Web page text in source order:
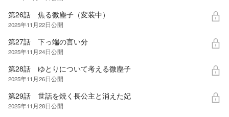
第26話 焦る微塵子（変装中）
2025年11月22日公開
第27話 下っ端の言い分
2025年11月24日公開
第28話 ゆとりについて考える微塵子
2025年11月26日公開
第29話 世話を焼く長公主と消えた妃
2025年11月28日公開